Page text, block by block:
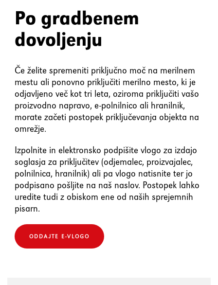
Po gradbenem
dovoljenju
Če želite spremeniti priključno moč na merilnem
mestu ali ponovno priključiti merilno mesto, ki je
odjavljeno več kot tri leta, oziroma priključiti vašo
proizvodno napravo, e-polnilnico ali hranilnik,
morate začeti postopek priključevanja objekta na
omrežje.
Izpolnite in elektronsko podpišite vlogo za izdajo
soglasja za priključitev (odjemalec, proizvajalec,
polnilnica, hranilnik) ali pa vlogo natisnite ter jo
podpisano pošljite na naš naslov. Postopek lahko
uredite tudi z obiskom ene od naših sprejemnih
pisarn.
ODDAJTE E-VLOGO
element
Označi/odznači potrditveno
polje